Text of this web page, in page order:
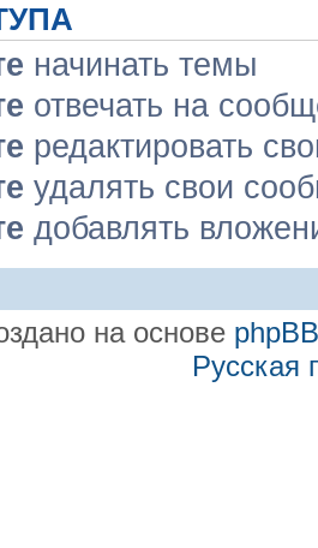
начинать темы
отвечать на
редактировать
удалять свои
добавлять
на основе phpBB
Русская